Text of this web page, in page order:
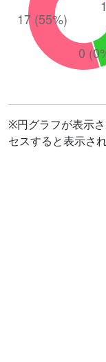
※円グラフが表示
セスすると表示さ